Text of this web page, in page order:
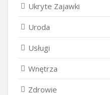
Ukryte Zajawki
Uroda
Usługi
Wnętrza
Zdrowie